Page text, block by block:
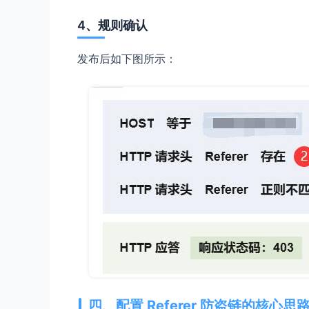
4、规则确认
发布后如下图所示：
四、配置 Referer 防盗链的核心思